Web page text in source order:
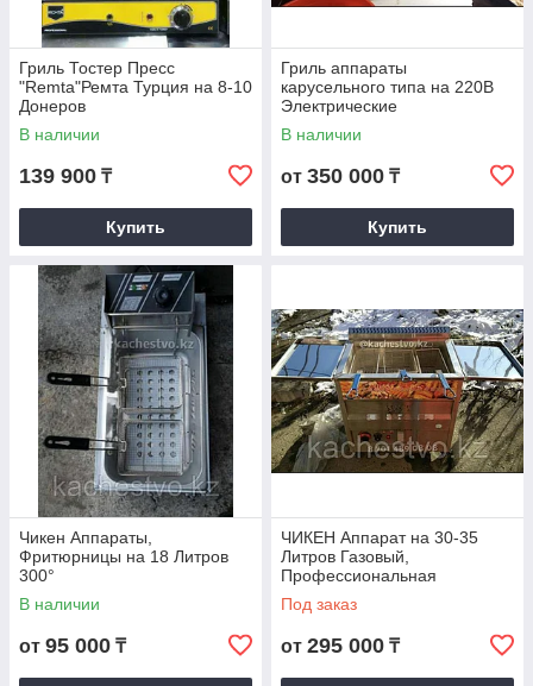
Гриль Тостер Пресс
"Remta"Ремта Турция на 8-10
Донеров
В наличии
139 900 ₸
Купить
Гриль аппараты
карусельного типа на 220В
Электрические
В наличии
от 350 000 ₸
Купить
Чикен Аппараты,
Фритюрницы на 18 Литров
300°
В наличии
от 95 000 ₸
ЧИКЕН Аппарат на 30-35
Литров Газовый,
Профессиональная
Фритюрница
Под заказ
от 295 000 ₸